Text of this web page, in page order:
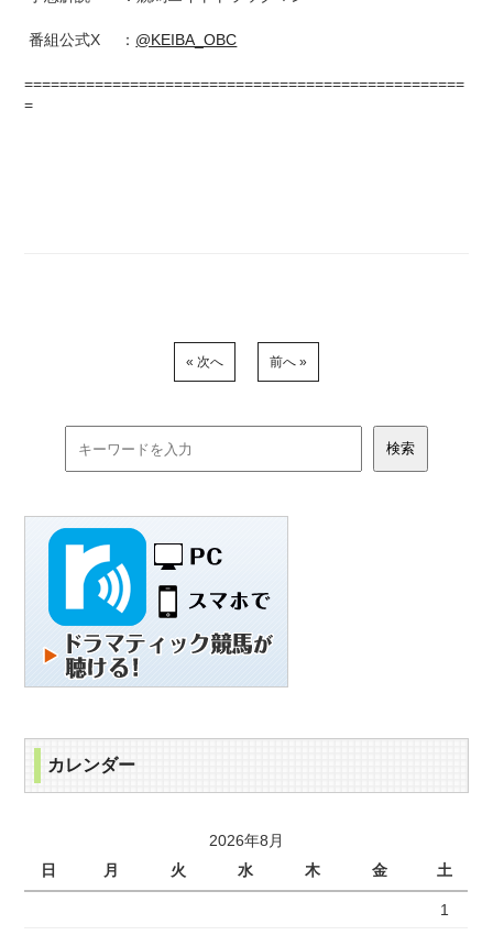
番組公式X ： @KEIBA_OBC
==================================================
=
« 次へ 前へ »
カレンダー
2026年8月
日
月 火 水 木 金 土
1